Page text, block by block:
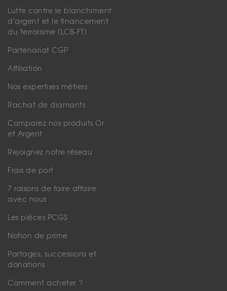
Lutte contre le blanchiment
d'argent et le financement
du terrorisme (LCB-FT)
Partenariat CGP
Affiliation
Nos expertises métiers
Rachat de diamants
Comparez nos produits Or
et Argent
Rejoignez notre réseau
Frais de port
7 raisons de faire affaire
avec nous
Les pièces PCGS
Notion de prime
Partages, successions et
donations
Comment acheter ?